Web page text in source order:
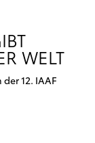
WELT
12. IAAF